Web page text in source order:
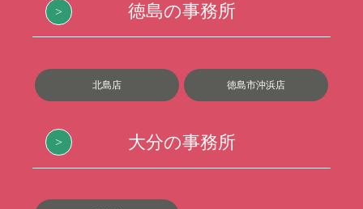
徳島の事務所
北島店 徳島市沖浜店
大分の事務所